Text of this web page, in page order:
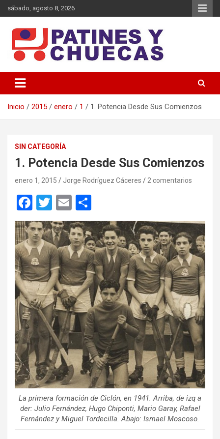
Saltar
al
sábado, agosto 8, 2026
Patines y Chuecas
Inicio 2015 enero 1 1. Potencia Desde Sus Comienzos
SIN CATEGORÍA
1. Potencia Desde Sus Comienzos
enero 1, 2015 Jorge Rodríguez Cáceres 2 comentarios
F
a
ce
b
o
o
k
T
wi
tt
er
E
m
ail
o
m
p
ar
tir
La primera formación de Ciclón, en 1941. Arriba, de izq a
der: Julio Fernández, Hugo Chiponti, Mario Garay, Rafael
Fernández y Miguel Tordecilla. Abajo: Ismael Moscoso.